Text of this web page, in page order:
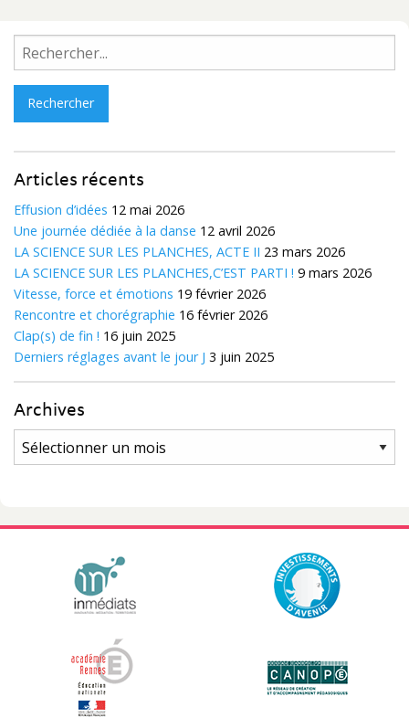
Rechercher :
Articles récents
Effusion d’idées 12 mai 2026
Une journée dédiée à la danse 12 avril 2026
LA SCIENCE SUR LES PLANCHES, ACTE II 23 mars 2026
LA SCIENCE SUR LES PLANCHES,C’EST PARTI ! 9 mars 2026
Vitesse, force et émotions 19 février 2026
Rencontre et chorégraphie 16 février 2026
Clap(s) de fin ! 16 juin 2025
Derniers réglages avant le jour J 3 juin 2025
Archives
Archives